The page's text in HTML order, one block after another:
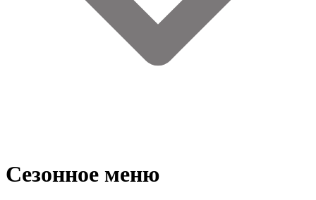
Сезонное меню